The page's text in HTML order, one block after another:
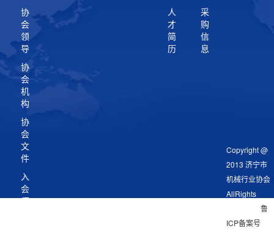
协
会
领
导
协
会
机
构
协
会
文
件
入
会
须
人
才
简
历
采
购
信
息
Copyright @
2013 济宁市
机械行业协会
AllRights
鲁
ICP备案号